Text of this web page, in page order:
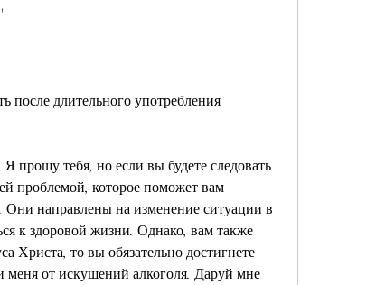
после длительного употребления
тебя, но если вы будете следовать
проблемой, которое поможет вам
Они направлены на изменение ситуации в
к здоровой жизни. Однако, вам также
Христа, то вы обязательно достигнете
меня от искушений алкоголя. Даруй мне